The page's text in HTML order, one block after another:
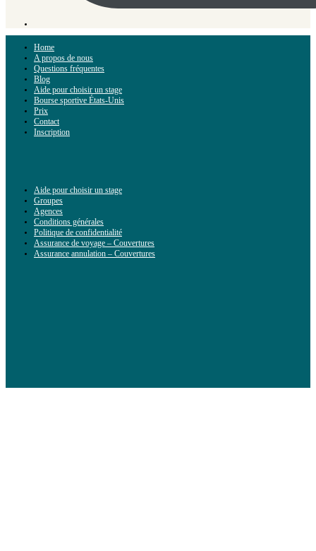
Home
A propos de nous
Questions fréquentes
Blog
Aide pour choisir un stage
Bourse sportive États-Unis
Prix
Contact
Inscription
Aide pour choisir un stage
Groupes
Agences
Conditions générales
Politique de confidentialité
Assurance de voyage – Couvertures
Assurance annulation – Couvertures